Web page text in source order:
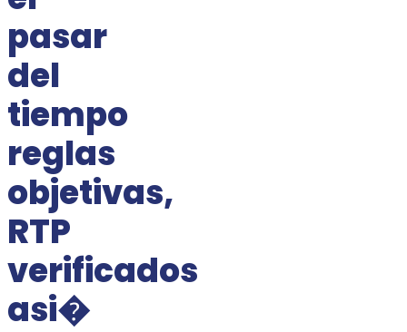
pasar
del
tiempo
reglas
objetivas,
RTP
verificados
asi�